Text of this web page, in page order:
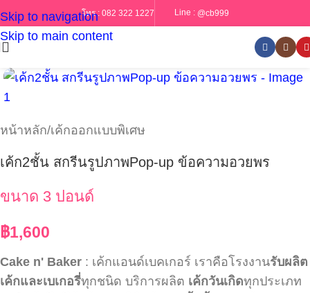
Skip to navigation
Skip to main content
โทร : 082 322 1227 Line : @cb999
หน้าหลัก/เค้กออกแบบพิเศษ
เค้ก2ชั้น สกรีนรูปภาพPop-up ข้อความอวยพร
ขนาด 3 ปอนด์
฿1,600
Cake n' Baker : เค้กแอนด์เบคเกอร์ เราคือโรงงานรับผลิต
เค้กและเบเกอรี่ทุกชนิด บริการผลิต เค้กวันเกิดทุกประเภท